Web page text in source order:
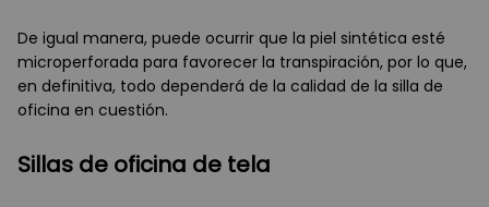
De igual manera, puede ocurrir que la piel sintética esté
microperforada para favorecer la transpiración, por lo que,
en definitiva, todo dependerá de la calidad de la silla de
oficina en cuestión.
Sillas de oficina de tela